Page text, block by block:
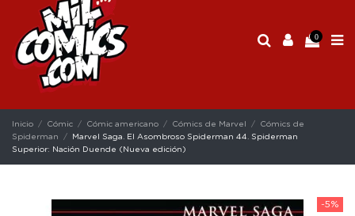
0
Inicio Cómic Cómic americano Cómics de Marvel
Cómics de
Spiderman
Marvel Saga. El Asombroso Spiderman 44. Spiderman
Superior: Nación Duende (Nueva edición)
-5%